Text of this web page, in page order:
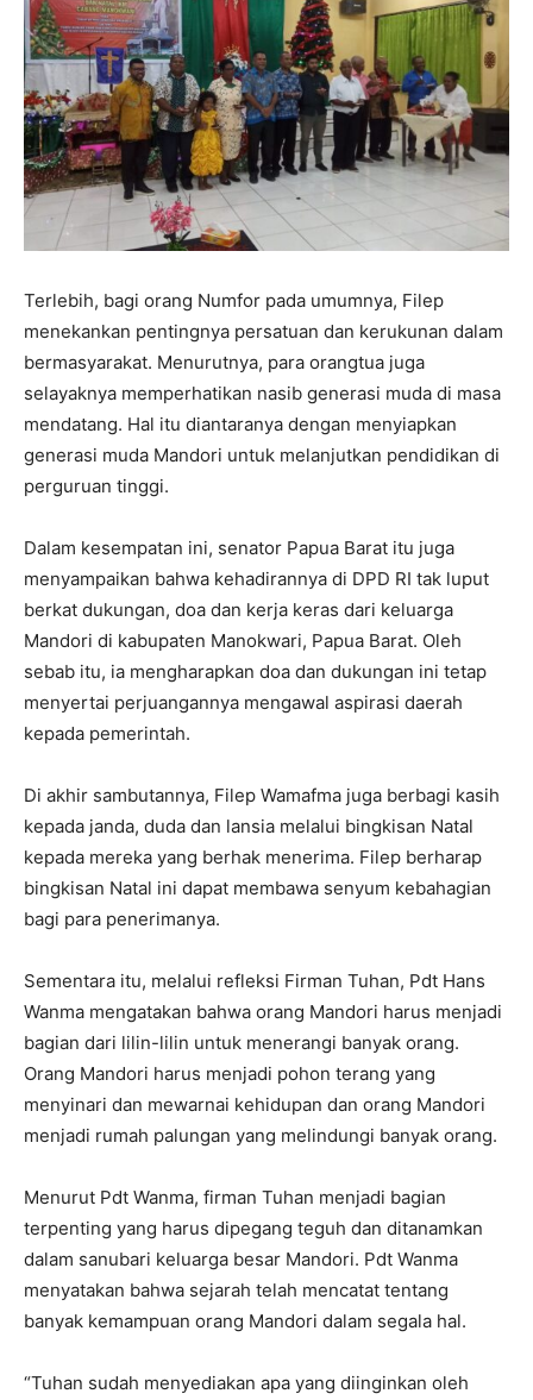
Terlebih, bagi orang Numfor pada umumnya, Filep
menekankan pentingnya persatuan dan kerukunan dalam
bermasyarakat. Menurutnya, para orangtua juga
selayaknya memperhatikan nasib generasi muda di masa
mendatang. Hal itu diantaranya dengan menyiapkan
generasi muda Mandori untuk melanjutkan pendidikan di
perguruan tinggi.
Dalam kesempatan ini, senator Papua Barat itu juga
menyampaikan bahwa kehadirannya di DPD RI tak luput
berkat dukungan, doa dan kerja keras dari keluarga
Mandori di kabupaten Manokwari, Papua Barat. Oleh
sebab itu, ia mengharapkan doa dan dukungan ini tetap
menyertai perjuangannya mengawal aspirasi daerah
kepada pemerintah.
Di akhir sambutannya, Filep Wamafma juga berbagi kasih
kepada janda, duda dan lansia melalui bingkisan Natal
kepada mereka yang berhak menerima. Filep berharap
bingkisan Natal ini dapat membawa senyum kebahagian
bagi para penerimanya.
Sementara itu, melalui refleksi Firman Tuhan, Pdt Hans
Wanma mengatakan bahwa orang Mandori harus menjadi
bagian dari lilin-lilin untuk menerangi banyak orang.
Orang Mandori harus menjadi pohon terang yang
menyinari dan mewarnai kehidupan dan orang Mandori
menjadi rumah palungan yang melindungi banyak orang.
Menurut Pdt Wanma, firman Tuhan menjadi bagian
terpenting yang harus dipegang teguh dan ditanamkan
dalam sanubari keluarga besar Mandori. Pdt Wanma
menyatakan bahwa sejarah telah mencatat tentang
banyak kemampuan orang Mandori dalam segala hal.
“Tuhan sudah menyediakan apa yang diinginkan oleh